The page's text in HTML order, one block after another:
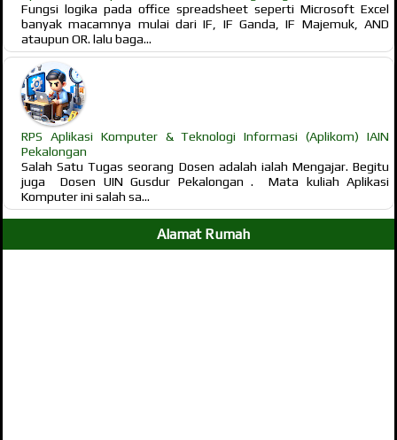
Fungsi logika pada office spreadsheet seperti Microsoft Excel
banyak macamnya mulai dari IF, IF Ganda, IF Majemuk, AND
ataupun OR. lalu baga...
RPS Aplikasi Komputer & Teknologi Informasi (Aplikom) IAIN
Pekalongan
Salah Satu Tugas seorang Dosen adalah ialah Mengajar. Begitu
juga Dosen UIN Gusdur Pekalongan . Mata kuliah Aplikasi
Komputer ini salah sa...
Alamat Rumah